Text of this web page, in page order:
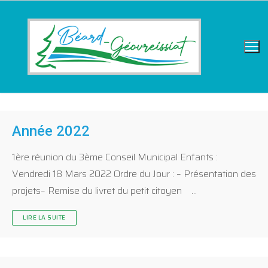
Année 2022
1ère réunion du 3ème Conseil Municipal Enfants :
Vendredi 18 Mars 2022 Ordre du Jour : – Présentation des
projets– Remise du livret du petit citoyen …
LIRE LA SUITE